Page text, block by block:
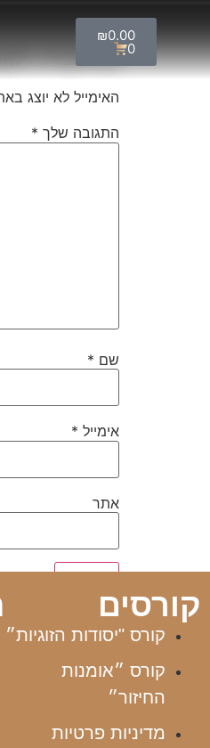
₪0.00
0 כתיבת
האימייל לא יוצג
התגובה שלך *
שם *
אימייל *
אתר
קורסים
קורס "יסודות הזוגיות״
קורס ״אומנות
החיזור״
מדיניות פרטיות